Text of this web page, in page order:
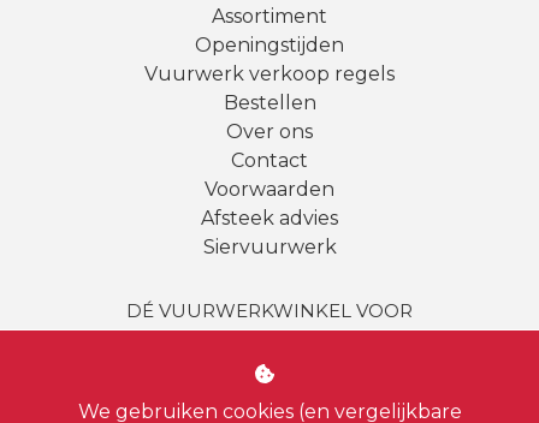
We gebruiken cookies (en vergelijkbare
Assortiment
Openingstijden
Vuurwerk verkoop regels
Bestellen
Over ons
Contact
Voorwaarden
Afsteek advies
Siervuurwerk
DÉ VUURWERKWINKEL VOOR
Badhoevedorp
Diemen| Weesp| Hilversum |Aalsmeer|Vinkeveen